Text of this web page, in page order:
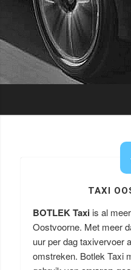
TAXI
BOTLEK Taxi is al
Oostvoorne. Met meer
uur per dag taxivervoer
omstreken. Botlek Taxi